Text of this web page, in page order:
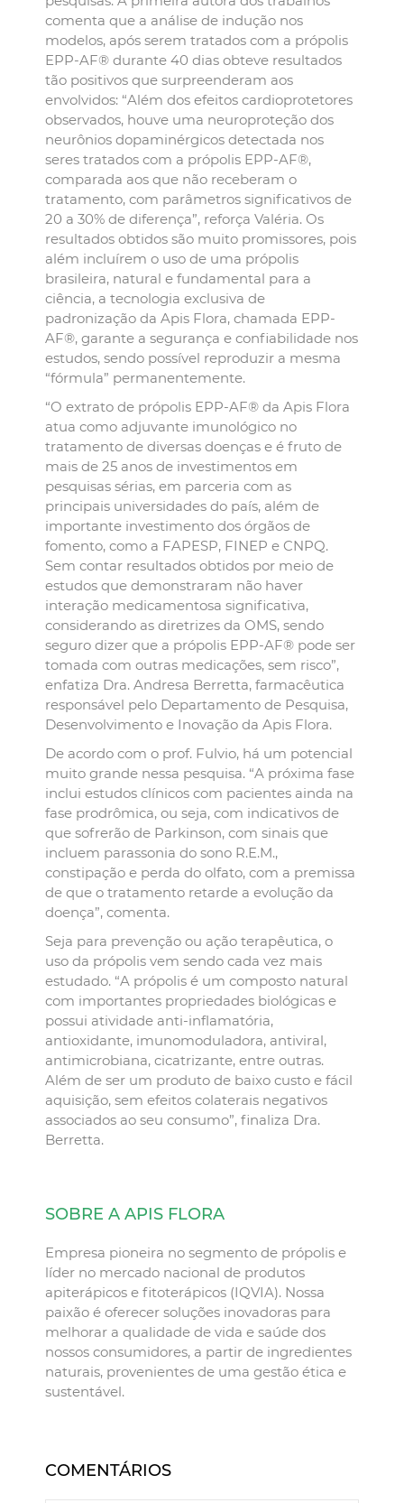
comenta que a análise de indução nos
modelos, após serem tratados com a própolis
EPP-AF® durante 40 dias obteve resultados
tão positivos que surpreenderam aos
envolvidos: “Além dos efeitos cardioprotetores
observados, houve uma neuroproteção dos
neurônios dopaminérgicos detectada nos
seres tratados com a própolis EPP-AF®,
comparada aos que não receberam o
tratamento, com parâmetros significativos de
20 a 30% de diferença”, reforça Valéria. Os
resultados obtidos são muito promissores, pois
além incluírem o uso de uma própolis
brasileira, natural e fundamental para a
ciência, a tecnologia exclusiva de
padronização da Apis Flora, chamada EPP-
AF®, garante a segurança e confiabilidade nos
estudos, sendo possível reproduzir a mesma
“fórmula” permanentemente.
“O extrato de própolis EPP-AF® da Apis Flora
atua como adjuvante imunológico no
tratamento de diversas doenças e é fruto de
mais de 25 anos de investimentos em
pesquisas sérias, em parceria com as
principais universidades do país, além de
importante investimento dos órgãos de
fomento, como a FAPESP, FINEP e CNPQ.
Sem contar resultados obtidos por meio de
estudos que demonstraram não haver
interação medicamentosa significativa,
considerando as diretrizes da OMS, sendo
seguro dizer que a própolis EPP-AF® pode ser
tomada com outras medicações, sem risco”,
enfatiza Dra. Andresa Berretta, farmacêutica
responsável pelo Departamento de Pesquisa,
Desenvolvimento e Inovação da Apis Flora.
De acordo com o prof. Fulvio, há um potencial
muito grande nessa pesquisa. “A próxima fase
inclui estudos clínicos com pacientes ainda na
fase prodrômica, ou seja, com indicativos de
que sofrerão de Parkinson, com sinais que
incluem parassonia do sono R.E.M.,
constipação e perda do olfato, com a premissa
de que o tratamento retarde a evolução da
doença”, comenta.
Seja para prevenção ou ação terapêutica, o
uso da própolis vem sendo cada vez mais
estudado. “A própolis é um composto natural
com importantes propriedades biológicas e
possui atividade anti-inflamatória,
antioxidante, imunomoduladora, antiviral,
antimicrobiana, cicatrizante, entre outras.
Além de ser um produto de baixo custo e fácil
aquisição, sem efeitos colaterais negativos
associados ao seu consumo”, finaliza Dra.
Berretta.
SOBRE A APIS FLORA
Empresa pioneira no segmento de própolis e
líder no mercado nacional de produtos
apiterápicos e fitoterápicos (IQVIA). Nossa
paixão é oferecer soluções inovadoras para
melhorar a qualidade de vida e saúde dos
nossos consumidores, a partir de ingredientes
naturais, provenientes de uma gestão ética e
sustentável.
COMENTÁRIOS